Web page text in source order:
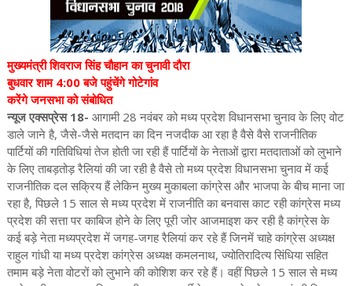
मुख्यमंत्री शिवराज सिंह चौहान का चुनावी दौरा
बुधवार शाम 4:00 बजे पहुंचेंगे गोटेगांव
करेंगे जनसभा को संबोधित
न्यूज एक्सप्रेस 18- आगामी 28 नवंबर को मध्य प्रदेश विधानसभा चुनाव के लिए वोट
डाले जाने है, जैसे-जैसे मतदान का दिन नजदीक आ रहा है वैसे वैसे राजनीतिक
पार्टियों की गतिविधियां तेज होती जा रही हैं पार्टियों के नेताओं द्वारा मतदाताओं को लुभाने
के लिए ताबड़तोड़ रैलियां की जा रही है वैसे तो मध्य प्रदेश विधानसभा चुनाव में कई
राजनीतिक दल सक्रिय हैं लेकिन मुख्य मुकाबला कांग्रेस और भाजपा के बीच माना जा
रहा है, पिछले 15 साल से मध्य प्रदेश में राजनीति का बनवास काट रही कांग्रेस मध्य
प्रदेश की सत्ता पर काबिज होने के लिए पूरी जोर आजमाइश कर रही है कांग्रेस के
कई बड़े नेता मध्यप्रदेश में जगह-जगह रैलियां कर रहे हैं जिनमें चाहे कांग्रेस अध्यक्ष
राहुल गांधी या मध्य प्रदेश कांग्रेस अध्यक्ष कमलनाथ, ज्योतिरादित्य सिंधिया सहित
तमाम बड़े नेता वोटरों को लुभाने की कोशिश कर रहे हैं। वहीं पिछले 15 साल से मध्य